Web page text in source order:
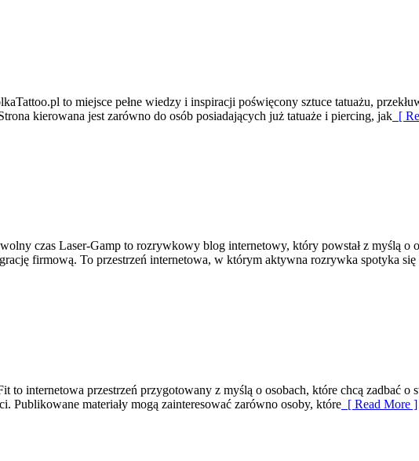
to miejsce pełne wiedzy i inspiracji poświęcony sztuce tatuażu,
kierowana jest zarówno do osób posiadających już tatuaże i piercing, jak [
czas Laser-Gamp to rozrywkowy blog internetowy, który powstał z myślą o
firmową. To przestrzeń internetowa, w którym aktywna rozrywka spotyka
internetowa przestrzeń przygotowany z myślą o osobach, które chcą zadbać
Publikowane materiały mogą zainteresować zarówno osoby, które [ Read More ]